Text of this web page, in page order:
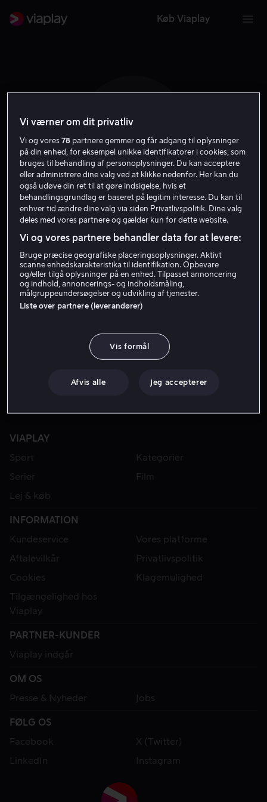
Køb Viaplay
A D
Anders Dahlberg
VIAPLAY
Sport
Kategorier
Serier
Film
Lej & køb
INFORMATION
Kundeservice
Vores platforme
Aftalevilkår
Privatlivspolitik
Cookies
Klagemulighed
Tilgængelighed hos
Viaplay
PARTNER-KUNDER
Viaplay indgår
OM OS
Presse & Nyheder
Jobs
FØLG OS
Facebook
X (Twitter)
LinkedIn
Instagram
Vi værner om dit privatliv
Vi og vores78 partnere gemmer og får adgang til oplysninger
på din enhed, for eksempel unikke identifikatorer i cookies, som
bruges til behandling af personoplysninger. Du kan acceptere
eller administrere dine valg ved at klikke nedenfor. Her kan du
også udøve din ret til at gøre indsigelse, hvis et
behandlingsgrundlag er baseret på legitim interesse. Du kan til
enhver tid ændre dine valg via siden Privatlivspolitik. Dine valg
deles med vores partnere og gælder kun for dette website.
Vi og vores partnere behandler data for at levere:
Bruge præcise geografiske placeringsoplysninger. Aktivt
scanne enhedskarakteristika til identifikation. Opbevare
og/eller tilgå oplysninger på en enhed. Tilpasset annoncering
og indhold, annoncerings- og indholdsmåling,
målgruppeundersøgelser og udvikling af tjenester.
Liste over partnere (leverandører)
Vis formål
Afvis alle Jeg accepterer